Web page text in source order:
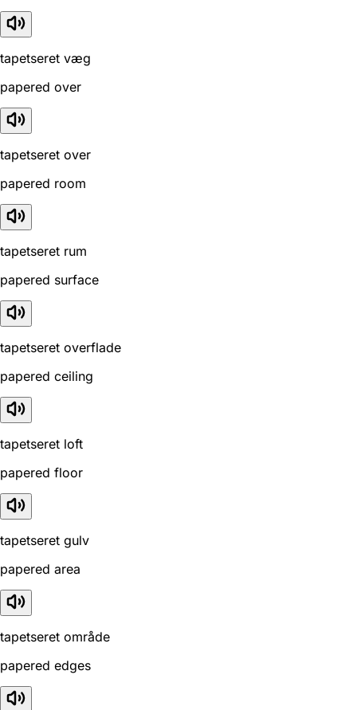
tapetseret væg
papered over
tapetseret over
papered room
tapetseret rum
papered surface
tapetseret overflade
papered ceiling
tapetseret loft
papered floor
tapetseret gulv
papered area
tapetseret område
papered edges